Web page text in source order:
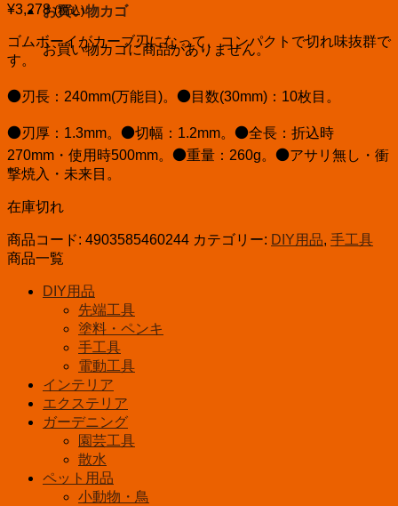
お買い物カゴ
お買い物カゴに商品がありません。
¥3,278 (税込)
ゴムボーイがカーブ刃になって、コンパクトで切れ味抜群で
す。
●刃長：240mm(万能目)。●目数(30mm)：10枚目。
●刃厚：1.3mm。●切幅：1.2mm。●全長：折込時
270mm・使用時500mm。●重量：260g。●アサリ無し・衝
撃焼入・未来目。
在庫切れ
商品コード: 4903585460244 カテゴリー: DIY用品, 手工具
商品一覧
DIY用品
先端工具
塗料・ペンキ
手工具
電動工具
インテリア
エクステリア
ガーデニング
園芸工具
散水
ペット用品
小動物・鳥